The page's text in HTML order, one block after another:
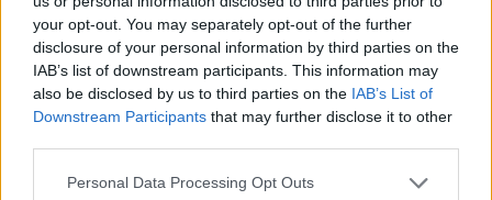
your opt-out. You may separately opt-out of the further
disclosure of your personal information by third parties on the
IAB’s list of downstream participants. This information may
also be disclosed by us to third parties on the IAB’s List of
Downstream Participants that may further disclose it to other
Personal Data Processing Opt Outs
«Τουρισμός για όλους 2026-2027»
ΠΕΡΙΣΣΟΤΕΡΑ